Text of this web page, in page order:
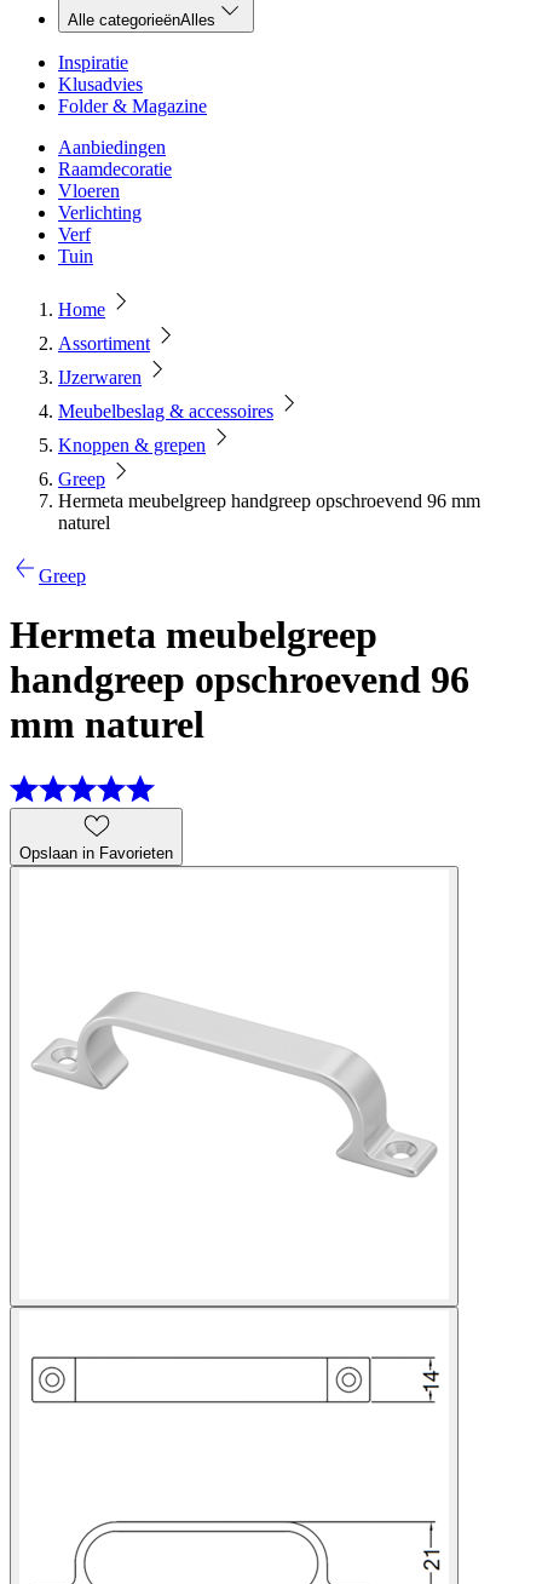
Alle categorieënAlles
Inspiratie
Klusadvies
Folder & Magazine
Aanbiedingen
Raamdecoratie
Vloeren
Verlichting
Verf
Tuin
Home
Assortiment
IJzerwaren
Meubelbeslag & accessoires
Knoppen & grepen
Greep
Hermeta meubelgreep handgreep opschroevend 96 mm
naturel
Greep
Hermeta meubelgreep
handgreep opschroevend 96
mm naturel
Opslaan in Favorieten